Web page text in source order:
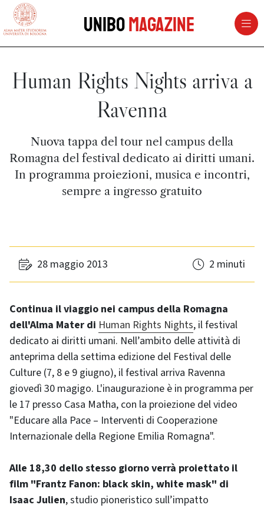
vai al contenuto della pagina
UniboMagazine
Human Rights Nights arriva a
Ravenna
Nuova tappa del tour nel campus della
Romagna del festival dedicato ai diritti umani.
In programma proiezioni, musica e incontri,
sempre a ingresso gratuito
28 maggio 2013 2 minuti
Continua il viaggio nei campus della Romagna
dell'Alma Mater di Human Rights Nights, il festival
dedicato ai diritti umani. Nell’ambito delle attività di
anteprima della settima edizione del Festival delle
Culture (7, 8 e 9 giugno), il festival arriva Ravenna
giovedì 30 magigo. L'inaugurazione è in programma per
le 17 presso Casa Matha, con la proiezione del video
"Educare alla Pace – Interventi di Cooperazione
Internazionale della Regione Emilia Romagna".
Alle 18,30 dello stesso giorno verrà proiettato il
film "Frantz Fanon: black skin, white mask" di
Isaac Julien, studio pioneristico sull’impatto